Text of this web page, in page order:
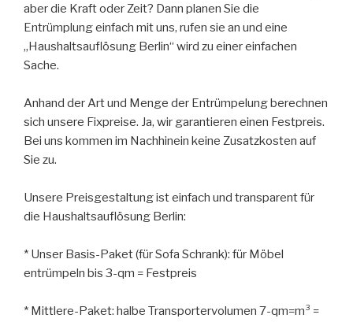
aber die Kraft oder Zeit? Dann planen Sie die
Entrümplung einfach mit uns, rufen sie an und eine
„Haushaltsauflösung Berlin“ wird zu einer einfachen
Sache.
Anhand der Art und Menge der Entrümpelung berechnen
sich unsere Fixpreise. Ja, wir garantieren einen Festpreis.
Bei uns kommen im Nachhinein keine Zusatzkosten auf
Sie zu.
Unsere Preisgestaltung ist einfach und transparent für
die Haushaltsauflösung Berlin:
* Unser Basis-Paket (für Sofa Schrank): für Möbel
entrümpeln bis 3-qm = Festpreis
* Mittlere-Paket: halbe Transportervolumen 7-qm=m³ =